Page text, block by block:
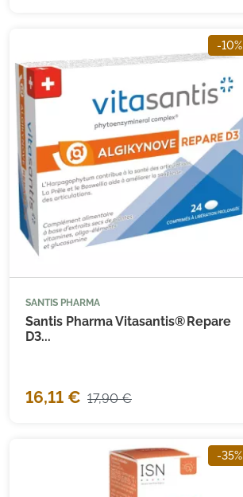
-10%
SANTIS PHARMA
Santis Pharma Vitasantis® Repare
D3...
16,11 € 17,90 €
-35%